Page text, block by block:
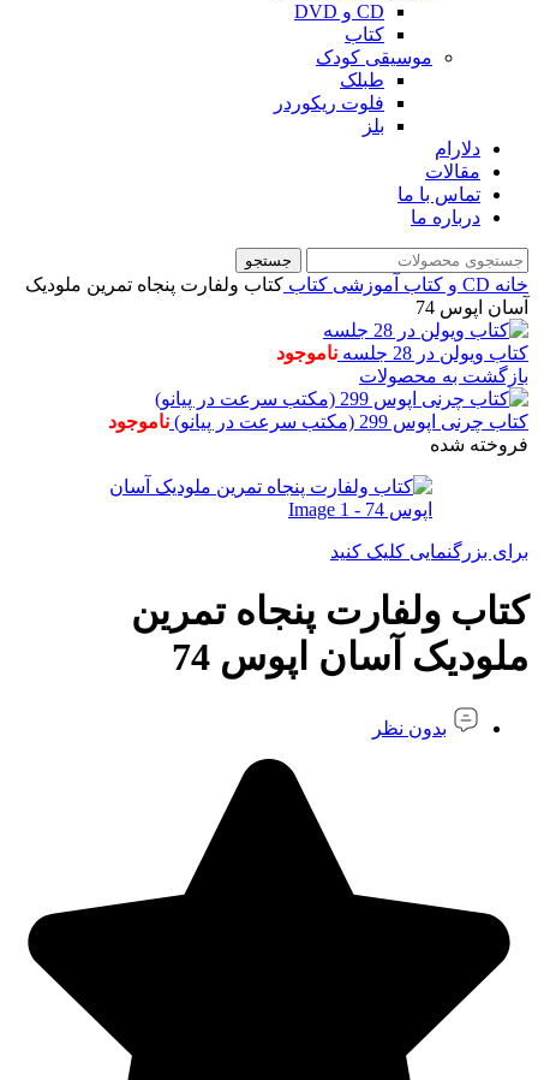
CD و DVD
کتاب
موسیقی کودک
طبلک
فلوت ریکوردر
بلز
دلارام
مقالات
تماس با ما
درباره ما
جستجو
خانه CD و کتاب آموزشی کتاب کتاب ولفارت پنجاه تمرین ملودیک
آسان اپوس 74
کتاب ویولن در 28 جلسه
ناموجود
بازگشت به محصولات
کتاب چرنی اپوس 299 (مکتب سرعت در پیانو)
ناموجود
فروخته شده
برای بزرگنمایی کلیک کنید
کتاب ولفارت پنجاه تمرین
ملودیک آسان اپوس 74
بدون نظر